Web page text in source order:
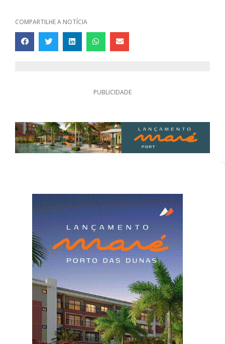
COMPARTILHE A NOTÍCIA
PUBLICIDADE